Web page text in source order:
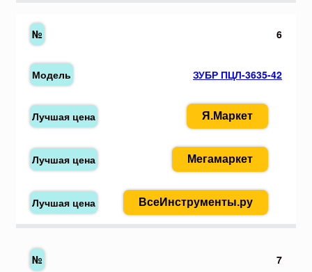
6
ЗУБР ПЦЛ-3635-42
Я.Маркет
Мегамаркет
ВсеИнструменты.ру
7